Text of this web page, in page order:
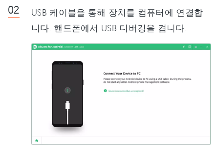
USB 케이블을 통해 장치를 컴퓨터에 연결합
니다. 핸드폰에서 USB 디버깅을 켭니다.